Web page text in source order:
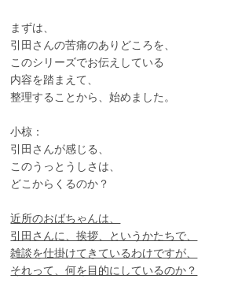
まずは、
引田さんの苦痛のありどころを、
このシリーズでお伝えしている
内容を踏まえて、
整理することから、始めました。
小椋：
引田さんが感じる、
このうっとうしさは、
どこからくるのか？
近所のおばちゃんは、
引田さんに、挨拶、というかたちで、
雑談を仕掛けてきているわけですが、
それって、何を目的にしているのか？